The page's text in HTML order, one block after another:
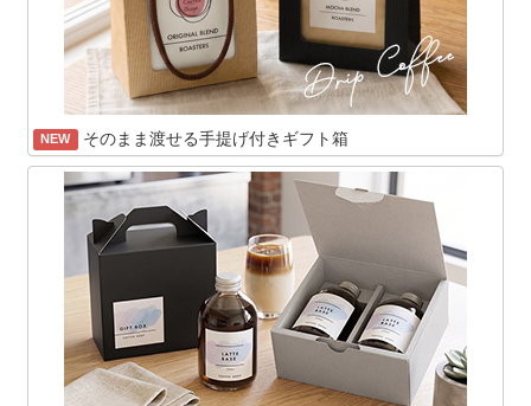
NEW そのまま渡せる手提げ付きギフト箱